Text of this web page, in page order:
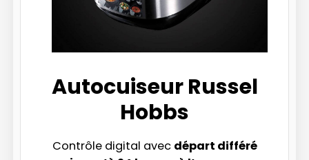
Autocuiseur Russel
Hobbs
Contrôle digital avec départ différé